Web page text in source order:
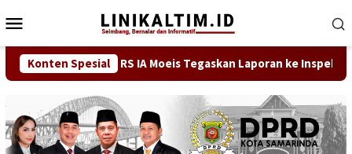
ke
kontenMobile
Konten Spesial
Direktur RS IA Moeis Tegaskan Laporan ke Inspektorat 4